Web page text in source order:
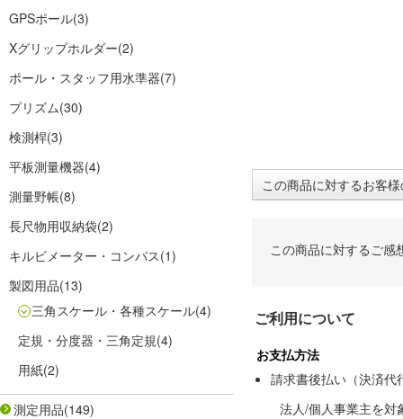
GPSポール(3)
Xグリップホルダー(2)
ポール・スタッフ用水準器(7)
プリズム(30)
検測桿(3)
平板測量機器(4)
測量野帳(8)
長尺物用収納袋(2)
キルビメーター・コンパス(1)
製図用品(13)
三角スケール・各種スケール(4)
定規・分度器・三角定規(4)
用紙(2)
測定用品(149)
この商品に対するお客
この商品に対するご感
ご利用について
お支払方法
請求書後払い（決済代
法人/個人事業主を対